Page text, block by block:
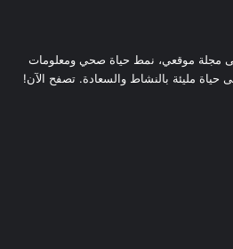
مجلة موقعي، نمط حياة صحي ومعلومات
مليئة بالنشاط والسعادة. تصفح الآن!